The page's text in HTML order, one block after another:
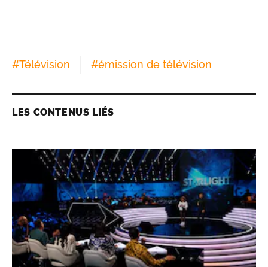
#Télévision #émission de télévision
LES CONTENUS LIÉS